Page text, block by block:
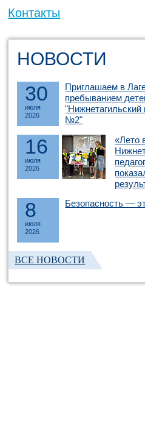
Контакты
НОВОСТИ
30
июля
2026
Приглашаем в
пребыванием
"Нижнетагильский
№2"
16
июля
2026
«Лето
8
июля
2026
Безопасность —
ВСЕ НОВОСТИ